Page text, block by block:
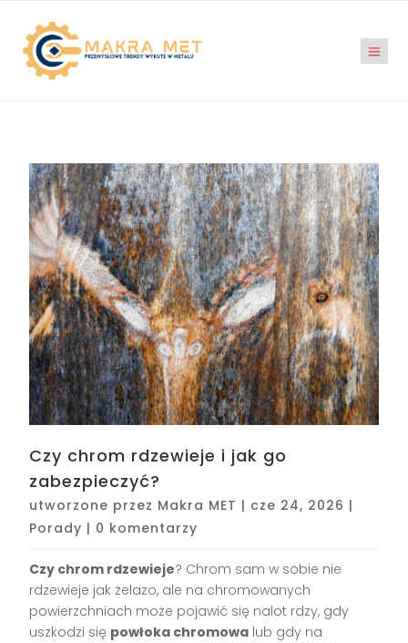
Czy chrom rdzewieje i jak go
zabezpieczyć?
utworzone przez Makra MET | cze 24, 2026 |
Porady | 0 komentarzy
Czy chrom rdzewieje? Chrom sam w sobie nie
rdzewieje jak żelazo, ale na chromowanych
powierzchniach może pojawić się nalot rdzy, gdy
uszkodzi się powłoka chromowa lub gdy na